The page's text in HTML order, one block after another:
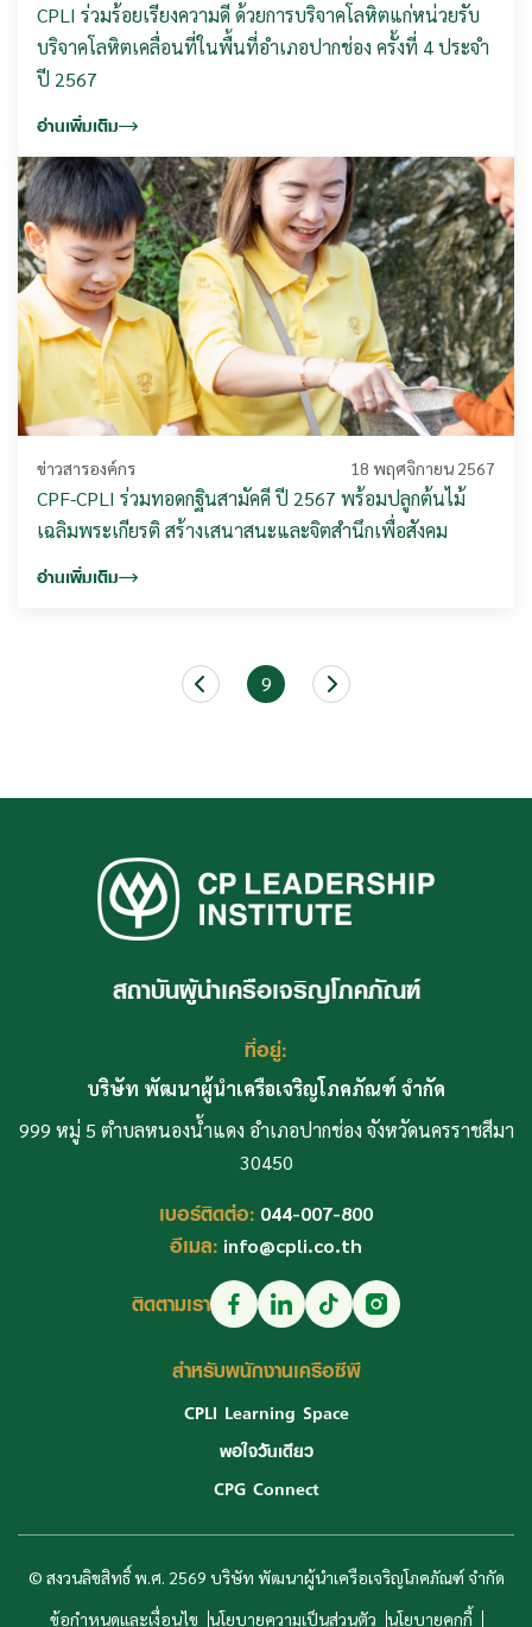
CPLI ร่วมร้อยเรียงความดี ด้วยการบริจาคโลหิตแก่หน่วยรับ
บริจาคโลหิตเคลื่อนที่ในพื้นที่อำเภอปากช่อง ครั้งที่ 4 ประจำ
ปี 2567
อ่านเพิ่มเติม
ข่าวสารองค์กร 18 พฤศจิกายน 2567
CPF-CPLI ร่วมทอดกฐินสามัคคี ปี 2567 พร้อมปลูกต้นไม้
เฉลิมพระเกียรติ สร้างเสนาสนะและจิตสำนึกเพื่อสังคม
อ่านเพิ่มเติม
9
สถาบันผู้นำเครือเจริญโภคภัณฑ์
ที่อยู่:
บริษัท พัฒนาผู้นำเครือเจริญโภคภัณฑ์ จำกัด
999 หมู่ 5 ตำบลหนองน้ำแดง อำเภอปากช่อง จังหวัดนครราชสีมา
30450
เบอร์ติดต่อ: 044-007-800
อีเมล: info@cpli.co.th
ติดตามเรา
สำหรับพนักงานเครือซีพี
CPLI Learning Space
พอใจวันเดียว
CPG Connect
© สงวนลิขสิทธิ์ พ.ศ. 2569 บริษัท พัฒนาผู้นำเครือเจริญโภคภัณฑ์ จำกัด
ข้อกำหนดและเงื่อนไข นโยบายความเป็นส่วนตัว นโยบายคุกกี้